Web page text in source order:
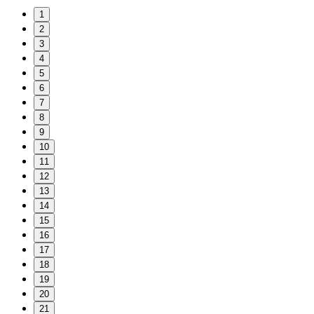
1
2
3
4
5
6
7
8
9
10
11
12
13
14
15
16
17
18
19
20
21